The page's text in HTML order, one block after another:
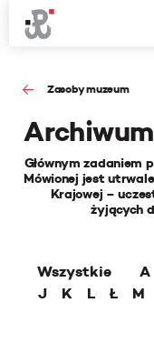
Zasoby muzeum
Głównym zadaniem
Mówionej jest
Krajowej –
żyjących
Wszystkie A
J
K L Ł M